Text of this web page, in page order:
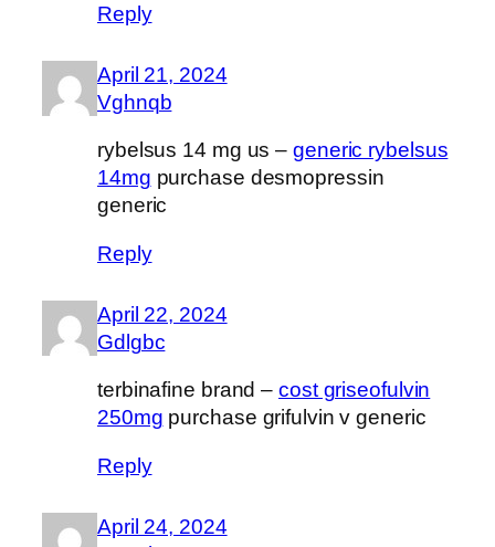
Reply
April 21, 2024
Vghnqb
rybelsus 14 mg us – generic rybelsus
14mg purchase desmopressin
generic
Reply
April 22, 2024
Gdlgbc
terbinafine brand – cost griseofulvin
250mg purchase grifulvin v generic
Reply
April 24, 2024